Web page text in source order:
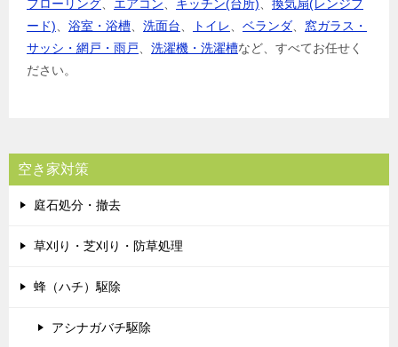
フローリング エアコン キッチン(台所)
換気扇(レンジフ
ード)
浴室・浴槽 洗面台 トイレ ベランダ
窓ガラス・
サッシ・網戸・雨戸
洗濯機・洗濯槽など、すべてお任せく
ださい。
空き家対策
庭石処分・撤去
草刈り・芝刈り・防草処理
蜂（ハチ）駆除
アシナガバチ駆除